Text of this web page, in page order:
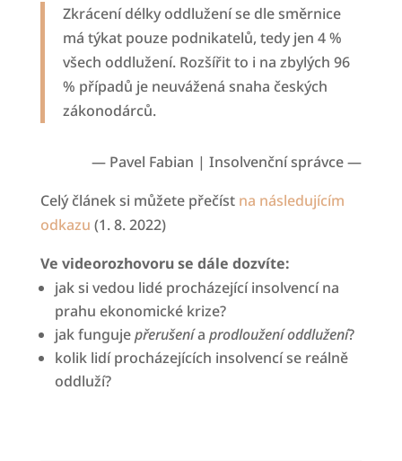
Zkrácení délky oddlužení se dle směrnice
má týkat pouze podnikatelů, tedy jen 4 %
všech oddlužení. Rozšířit to i na zbylých 96
% případů je neuvážená snaha českých
zákonodárců.
— Pavel Fabian | Insolvenční správce—
Celý článek si můžete přečíst na následujícím
odkazu (1. 8. 2022)
Ve videorozhovoru se dále dozvíte:
jak si vedou lidé procházející insolvencí na
prahu ekonomické krize?
jak fungujepřerušenía prodloužení oddlužení?
kolik lidí procházejících insolvencí se reálně
oddluží?